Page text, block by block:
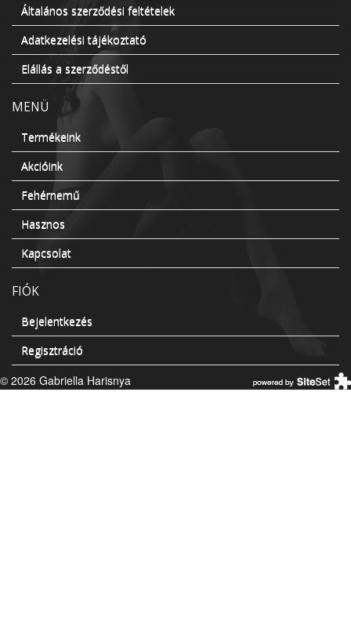
Általános szerződési feltételek
Adatkezelési tájékoztató
Elállás a szerződéstől
MENÜ
Termékeink
Akcióink
Fehérnemű
Hasznos
Kapcsolat
FIÓK
Bejelentkezés
Regisztráció
© 2026 Gabriella Harisnya